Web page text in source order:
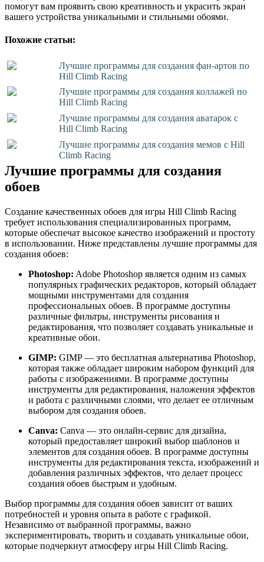
помогут вам проявить свою креативность и украсить экран
вашего устройства уникальными и стильными обоями.
Похожие статьи:
Лучшие программы для создания фан-артов по
Hill Climb Racing
Лучшие программы для создания коллажей по
Hill Climb Racing
Лучшие программы для создания аватарок с
Hill Climb Racing
Лучшие программы для создания мемов с Hill
Climb Racing
Лучшие программы для создания
обоев
Создание качественных обоев для игры Hill Climb Racing
требует использования специализированных программ,
которые обеспечат высокое качество изображений и простоту
в использовании. Ниже представлены лучшие программы для
создания обоев:
Photoshop: Adobe Photoshop является одним из самых
популярных графических редакторов, который обладает
мощными инструментами для создания
профессиональных обоев. В программе доступны
различные фильтры, инструменты рисования и
редактирования, что позволяет создавать уникальные и
креативные обои.
GIMP: GIMP — это бесплатная альтернатива Photoshop,
которая также обладает широким набором функций для
работы с изображениями. В программе доступны
инструменты для редактирования, наложения эффектов
и работа с различными слоями, что делает ее отличным
выбором для создания обоев.
Canva: Canva — это онлайн-сервис для дизайна,
который предоставляет широкий выбор шаблонов и
элементов для создания обоев. В программе доступны
инструменты для редактирования текста, изображений и
добавления различных эффектов, что делает процесс
создания обоев быстрым и удобным.
Выбор программы для создания обоев зависит от ваших
потребностей и уровня опыта в работе с графикой.
Независимо от выбранной программы, важно
экспериментировать, творить и создавать уникальные обои,
которые подчеркнут атмосферу игры Hill Climb Racing.